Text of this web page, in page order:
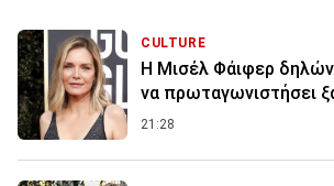
CULTURE
Η Μισέλ Φάιφερ
να πρωταγωνιστήσει
21:28